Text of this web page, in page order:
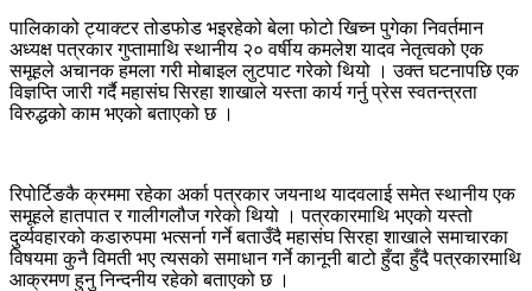
पालिकाको ट्याक्टर तोडफोड भइरहेको बेला फोटो खिच्न पुगेका निवर्तमान
अध्यक्ष पत्रकार गुप्तामाथि स्थानीय २० वर्षीय कमलेश यादव नेतृत्वको एक
समूहले अचानक हमला गरी मोबाइल लुटपाट गरेको थियो । उक्त घटनापछि एक
विज्ञप्ति जारी गर्दै महासंघ सिरहा शाखाले यस्ता कार्य गर्नु प्रेस स्वतन्त्रता
विरुद्धको काम भएको बताएको छ ।
रिपोर्टिङकै क्रममा रहेका अर्का पत्रकार जयनाथ यादवलाई समेत स्थानीय एक
समूहले हातपात र गालीगलौज गरेको थियो । पत्रकारमाथि भएको यस्तो
दुर्व्यवहारको कडारुपमा भत्सर्ना गर्ने बताउँदै महासंघ सिरहा शाखाले समाचारका
विषयमा कुनै विमती भए त्यसको समाधान गर्ने कानूनी बाटो हुँदा हुँदै पत्रकारमाथि
आक्रमण हुनु निन्दनीय रहेको बताएको छ ।